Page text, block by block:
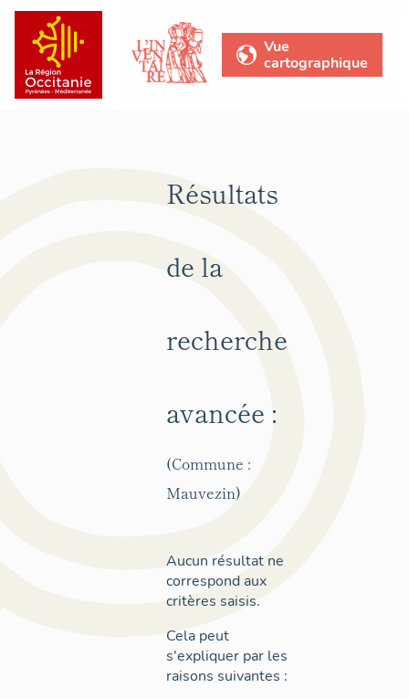
Vue
cartographique
Résultats
de la
recherche
avancée :
(Commune :
Mauvezin)
Aucun résultat ne
correspond aux
critères saisis.
Cela peut
s'expliquer par les
raisons suivantes :